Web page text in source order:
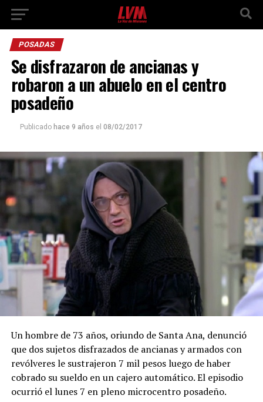
POSADAS
Se disfrazaron de ancianas y
robaron a un abuelo en el centro
posadeño
Publicado hace 9 años el 08/02/2017
Un hombre de 73 años, oriundo de Santa Ana, denunció
que dos sujetos disfrazados de ancianas y armados con
revólveres le sustrajeron 7 mil pesos luego de haber
cobrado su sueldo en un cajero automático. El episodio
ocurrió el lunes 7 en pleno microcentro posadeño.